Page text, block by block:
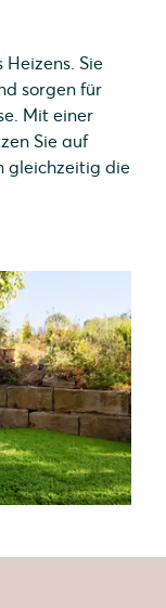
Sie
sorgen für
Mit einer
Sie auf
gleichzeitig die